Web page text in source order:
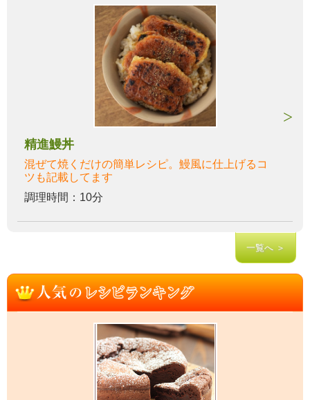
精進鰻丼
混ぜて焼くだけの簡単レシピ。鰻風に仕上げるコ
ツも記載してます
調理時間：10分
一覧へ ＞